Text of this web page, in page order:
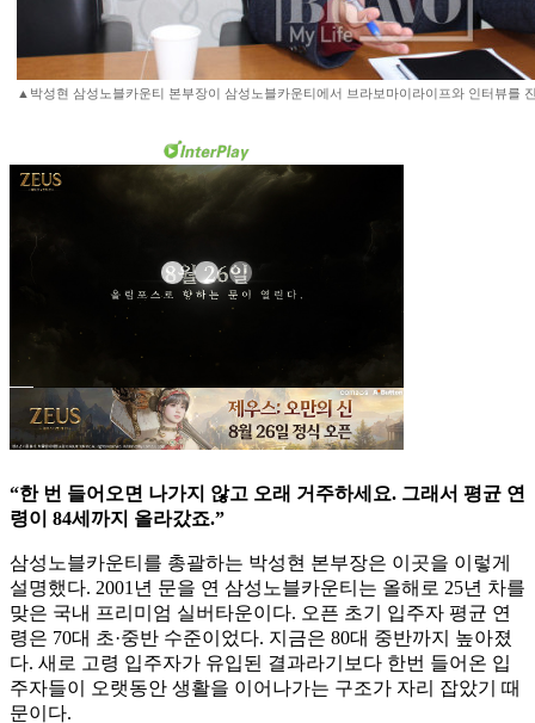
▲박성현 삼성노블카운티 본부장이 삼성노블카운티에서 브라보마이라이프와 인터뷰를
“한 번 들어오면 나가지 않고 오래 거주하세요. 그래서 평균 연
령이 84세까지 올라갔죠.”
삼성노블카운티를 총괄하는 박성현 본부장은 이곳을 이렇게
설명했다. 2001년 문을 연 삼성노블카운티는 올해로 25년 차를
맞은 국내 프리미엄 실버타운이다. 오픈 초기 입주자 평균 연
령은 70대 초·중반 수준이었다. 지금은 80대 중반까지 높아졌
다. 새로 고령 입주자가 유입된 결과라기보다 한번 들어온 입
주자들이 오랫동안 생활을 이어나가는 구조가 자리 잡았기 때
문이다.